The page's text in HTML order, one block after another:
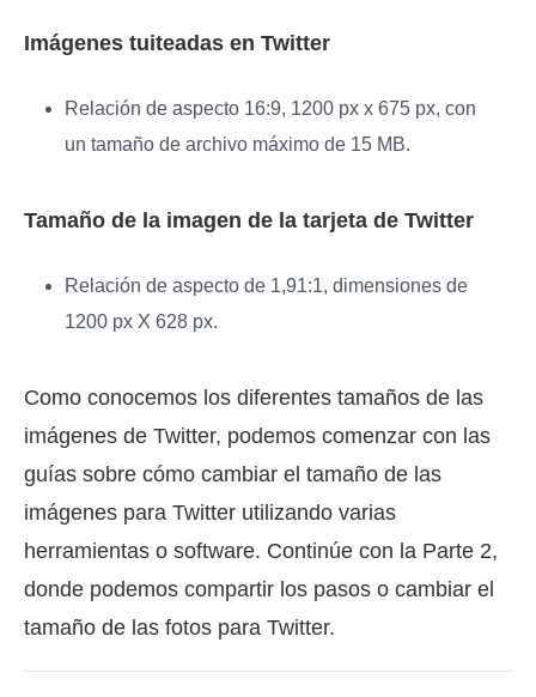
Imágenes tuiteadas en Twitter
Relación de aspecto 16:9, 1200 px x 675 px, con
un tamaño de archivo máximo de 15 MB.
Tamaño de la imagen de la tarjeta de Twitter
Relación de aspecto de 1,91:1, dimensiones de
1200 px X 628 px.
Como conocemos los diferentes tamaños de las
imágenes de Twitter, podemos comenzar con las
guías sobre cómo cambiar el tamaño de las
imágenes para Twitter utilizando varias
herramientas o software. Continúe con la Parte 2,
donde podemos compartir los pasos o cambiar el
tamaño de las fotos para Twitter.